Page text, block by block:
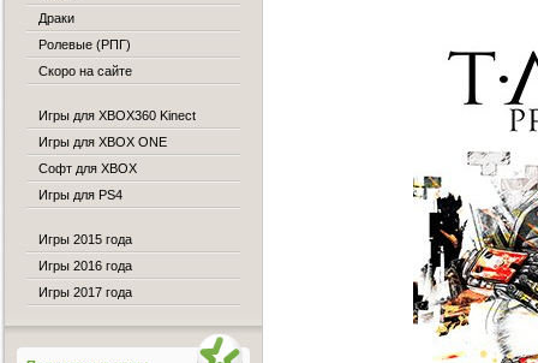
Драки
Ролевые (РПГ)
Скоро на сайте
Игры для XBOX360 Kinect
Игры для XBOX ONE
Софт для XBOX
Игры для PS4
Игры 2015 года
Игры 2016 года
Игры 2017 года